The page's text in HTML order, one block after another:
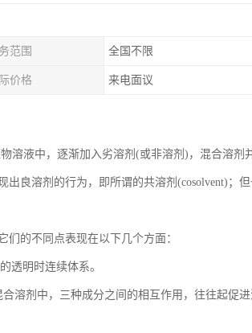
范围 全国不限
价格 来电面议
溶液中，逐渐加入劣溶剂(或非溶剂)，混合溶剂
良溶剂的行为，即所谓的共溶剂(cosolvent)；
的不同点表现在以下几个方面：
透明时连续体系。
溶剂中，三种成分之间的相互作用，往往起促